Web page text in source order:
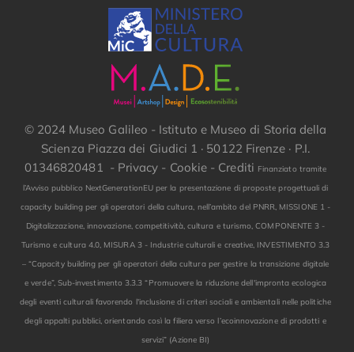
© 2024 Museo Galileo - Istituto e Museo di Storia della
Scienza Piazza dei Giudici 1 · 50122 Firenze · P.I.
01346820481 - Privacy - Cookie - Crediti Finanziato tramite
l’Avviso pubblico NextGenerationEU per la presentazione di proposte progettuali di
capacity building per gli operatori della cultura, nell’ambito del PNRR, MISSIONE 1 -
Digitalizzazione, innovazione, competitività, cultura e turismo, COMPONENTE 3 -
Turismo e cultura 4.0, MISURA 3 - Industrie culturali e creative, INVESTIMENTO 3.3
– “Capacity building per gli operatori della cultura per gestire la transizione digitale
e verde”, Sub-investimento 3.3.3 “Promuovere la riduzione dell'impronta ecologica
degli eventi culturali favorendo l'inclusione di criteri sociali e ambientali nelle politiche
degli appalti pubblici, orientando così la filiera verso l’ecoinnovazione di prodotti e
servizi” (Azione BI)